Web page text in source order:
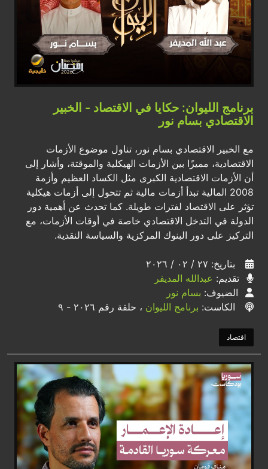
برنامج الليوان: حكايا في الاقتصاد - الخبير
الاقتصادي بسام نور
مع الخبير الاقتصادي بسام نور، تناول موضوع الأزمات
الاقتصادية، مميزًا بين الأزمات الهيكلية والموقتة، وأشار إلى
أن الأزمات الاقتصادية الكبرى مثل الكساد العظيم وأزمة
2008 المالية تبدأ أزمات مالية ثم تتحول إلى أزمات هيكلية
تؤثر على الاقتصاد لفترات طويلة. كما تحدث عن أهمية دور
الدولة في التدخل الاقتصادي خاصة في أوقات الأزمات، مع
التركيز على دور البنوك المركزية والسياسة النقدية.
بتاريخ: ٢٧ / ٠٢ / ٢٠٢٦
تقديم: عبدالله المديفر
الضيوف: بسام نور
الكاست: برنامج الليوان ، حلقة رقم ٢٠٢٦ - ٩
اقتصاد